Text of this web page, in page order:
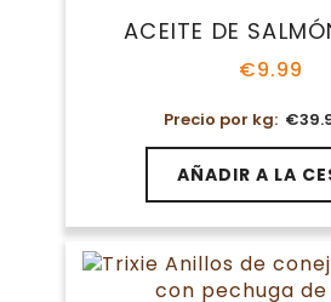
ACEITE DE
€9.99
Precio por kg: €
AÑADIR A LA